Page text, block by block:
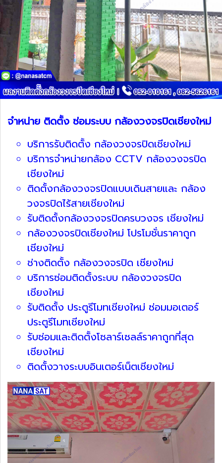
จำหน่าย ติดตั้ง ซ่อมระบบ กล้องวงจรปิดเชียงใหม่
บริการรับติดตั้ง กล้องวงจรปิดเชียงใหม่
บริการจำหน่ายกล้อง CCTV กล้องวงจรปิด
เชียงใหม่
ติดตั้งกล้องวงจรปิดแบบเดินสายและ กล้อง
วงจรปิดไร้สายเชียงใหม่
รับติดตั้งกล้องวงจรปิดครบวงจร เชียงใหม่
กล้องวงจรปิดเชียงใหม่ โปรโมชั่นราคาถูก
เชียงใหม่
ช่างติดตั้ง กล้องวงจรปิด เชียงใหม่
บริการซ่อมติดตั้งระบบ กล้องวงจรปิด
เชียงใหม่
รับติดตั้ง ประตูรีโมทเชียงใหม่ ซ่อมมอเตอร์
ประตูรีโมทเชียงใหม่
รับซ่อมและติดตั้งโซลาร์เซลล์ราคาถูกที่สุด
เชียงใหม่
ติดตั้งวางระบบอินเตอร์เน็ตเชียงใหม่